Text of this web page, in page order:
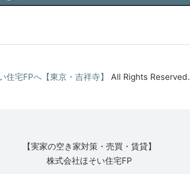
宅FPへ【東京・吉祥寺】 All Rights Reserved.
【実家の空き家対策・売買・賃貸】
株式会社ほそい住宅FP